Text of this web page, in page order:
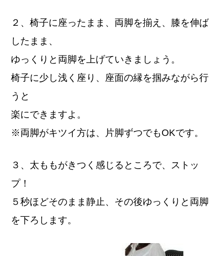
２、椅子に座ったまま、両脚を揃え、 膝を伸ば
したまま、
ゆっくりと両脚を上げていきましょう。
椅子に少し浅く座り、座面の縁を掴みながら行
うと
楽にできますよ。
※両脚がキツイ方は、片脚ずつでもOKです。
３、太ももがきつく感じるところで、ストッ
プ！
５秒ほどそのまま静止、その後ゆっくりと両脚
を下ろします。